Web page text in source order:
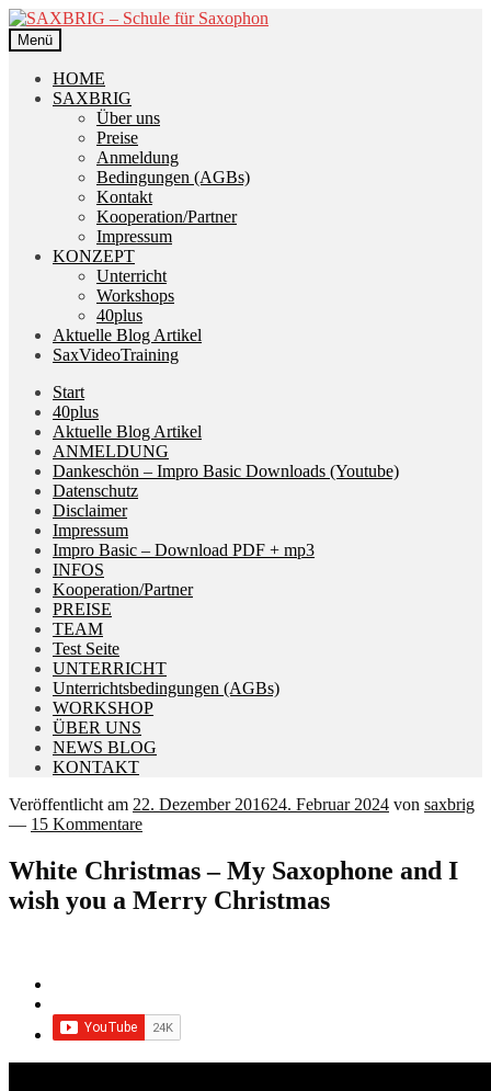
Zur
Navigation
springen
Zum
Inhalt
springen
Menü
HOME
SAXBRIG
Über uns
Preise
Anmeldung
Bedingungen (AGBs)
Kontakt
Kooperation/Partner
Impressum
KONZEPT
Unterricht
Workshops
40plus
Aktuelle Blog Artikel
SaxVideoTraining
Start
40plus
Aktuelle Blog Artikel
ANMELDUNG
Dankeschön – Impro Basic Downloads (Youtube)
Datenschutz
Disclaimer
Impressum
Impro Basic – Download PDF + mp3
INFOS
Kooperation/Partner
PREISE
TEAM
Test Seite
UNTERRICHT
Unterrichtsbedingungen (AGBs)
WORKSHOP
ÜBER UNS
NEWS BLOG
KONTAKT
Veröffentlicht am 22. Dezember 201624. Februar 2024 von saxbrig
— 15 Kommentare
White Christmas – My Saxophone and I
wish you a Merry Christmas